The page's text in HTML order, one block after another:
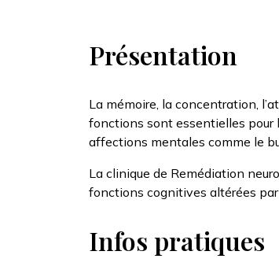
Présentation
La mémoire, la concentration,
fonctions sont essentielles pour
affections mentales comme le
La clinique de Remédiation
fonctions cognitives altérées
Infos pratiques